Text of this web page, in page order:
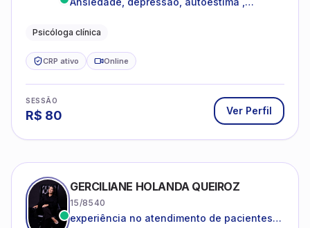
Psicóloga clínica
CRP ativo Online
SESSÃO
R$ 80 Ver Perfil
GERCILIANE HOLANDA QUEIROZ
15/8540
experiência no atendimento de pacientes